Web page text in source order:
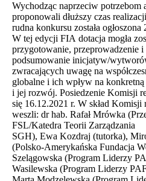
Wychodząc naprzeciw potrzebom
proponowali dłuższy czas
rudna konkursu została
W tej edycji FIA dotacja mogła
przygotowanie, przeprowadzenie i
podsumowanie inicjatyw/
zwracających uwagę na
globalne i ich wpływ na konkretną
i jej rozwój. Posiedzenie Komisji
się 16.12.2021 r. W skład Komisji
weszli: dr hab. Rafał Mrówka
FSL/Katedra Teorii Zarządzania
SGH), Ewa Kozdraj (tutorka),
(Polsko-Amerykańska Fundacja
Szelągowska (Program Liderzy
Wasilewska (Program Liderzy